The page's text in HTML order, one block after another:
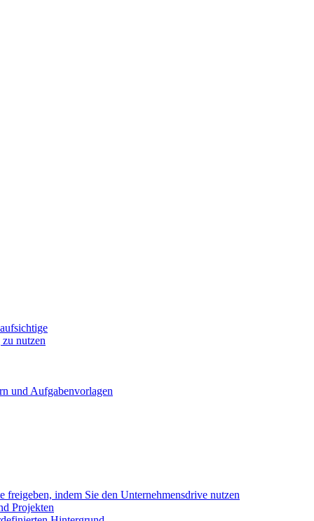
nutzen
und Aufgabenvorlagen
indem Sie den Unternehmensdrive nutzen
Projekten